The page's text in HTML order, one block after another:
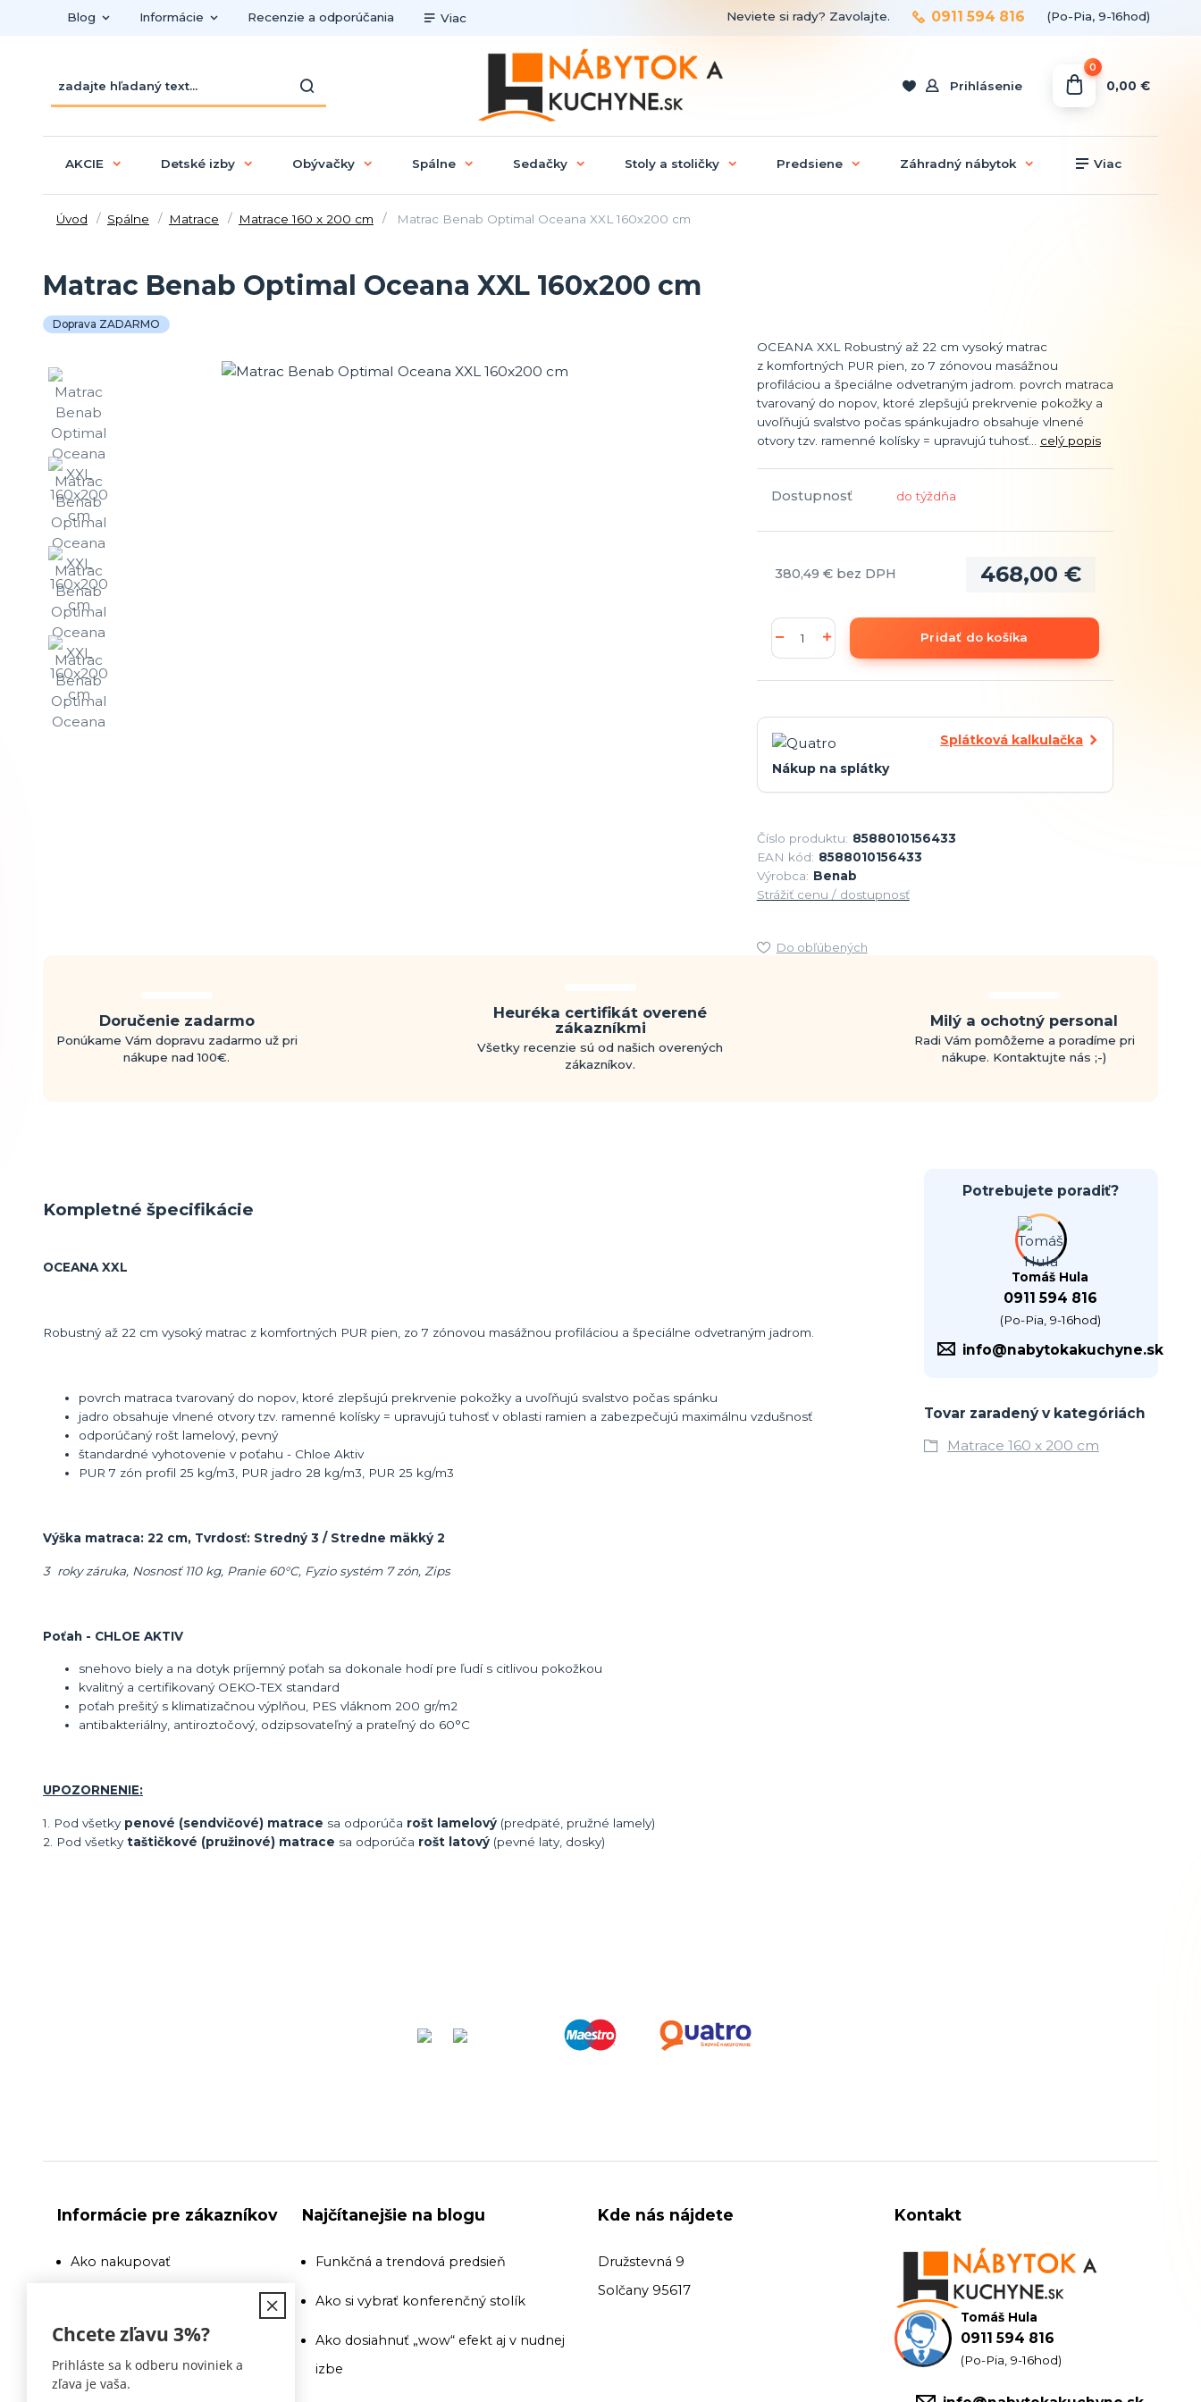
Blog Informácie Recenzie a odporúčania Viac
Prihlásenie
Neviete si rady? Zavolajte. 0911 594 816 (Po-Pia, 9-16hod)
0
0,00 €
AKCIE Detské izby Obývačky Spálne Sedačky Stoly a stoličky Predsiene Záhradný nábytok Viac
Úvod Spálne Matrace Matrace 160 x 200 cm Matrac Benab Optimal Oceana XXL 160x200 cm
Matrac Benab Optimal Oceana XXL 160x200 cm
Doprava ZADARMO
OCEANA XXL Robustný až 22 cm vysoký matrac
z komfortných PUR pien, zo 7 zónovou masážnou
profiláciou a špeciálne odvetraným jadrom. povrch matraca
tvarovaný do nopov, ktoré zlepšujú prekrvenie pokožky a
uvoľňujú svalstvo počas spánkujadro obsahuje vlnené
otvory tzv. ramenné kolísky = upravujú tuhosť... celý popis
Dostupnosť do týždňa
468,00 €
380,49 € bez DPH
Pridať do košíka
Splátková kalkulačka
Nákup na splátky
Číslo produktu: 8588010156433
EAN kód: 8588010156433
Výrobca: Benab
Strážiť cenu / dostupnosť
Do obľúbených
Doručenie zadarmo
Ponúkame Vám dopravu zadarmo už pri
nákupe nad 100€.
Heuréka certifikát overené
zákazníkmi
Všetky recenzie sú od našich overených
zákazníkov.
Milý a ochotný personal
Radi Vám pomôžeme a poradíme pri
nákupe. Kontaktujte nás ;-)
Kompletné špecifikácie
OCEANA XXL
Robustný až 22 cm vysoký matrac z komfortných PUR pien, zo 7 zónovou masážnou profiláciou a špeciálne odvetraným jadrom.
povrch matraca tvarovaný do nopov, ktoré zlepšujú prekrvenie pokožky a uvoľňujú svalstvo počas spánku
jadro obsahuje vlnené otvory tzv. ramenné kolísky = upravujú tuhosť v oblasti ramien a zabezpečujú maximálnu vzdušnosť
odporúčaný rošt lamelový, pevný
štandardné vyhotovenie v poťahu - Chloe Aktiv
PUR 7 zón profil 25 kg/m3, PUR jadro 28 kg/m3, PUR 25 kg/m3
Výška matraca: 22 cm, Tvrdosť: Stredný 3 / Stredne mäkký 2
3 roky záruka, Nosnosť 110 kg, Pranie 60°C, Fyzio systém 7 zón, Zips
Poťah - CHLOE AKTIV
snehovo biely a na dotyk príjemný poťah sa dokonale hodí pre ľudí s citlivou pokožkou
kvalitný a certifikovaný OEKO-TEX standard
poťah prešitý s klimatizačnou výplňou, PES vláknom 200 gr/m2
antibakteriálny, antiroztočový, odzipsovateľný a prateľný do 60°C
UPOZORNENIE:
1. Pod všetky penové (sendvičové) matrace sa odporúča rošt lamelový (predpäté, pružné lamely)
2. Pod všetky taštičkové (pružinové) matrace sa odporúča rošt latový (pevné laty, dosky)
Potrebujete poradiť?
Tomáš Hula
0911 594 816
(Po-Pia, 9-16hod)
info@nabytokakuchyne.sk
Tovar zaradený v kategóriách
Matrace 160 x 200 cm
Informácie pre zákazníkov
Ako nakupovať
Recenzie a odporúčania
Obchodné podmienky
Najčítanejšie na blogu
Funkčná a trendová predsieň
Ako si vybrať konferenčný stolík
Ako dosiahnuť „wow“ efekt aj v nudnej
izbe
Kde nás nájdete
Družstevná 9
Solčany 95617
Kontakt
Tomáš Hula
0911 594 816
(Po-Pia, 9-16hod)
Chcete zľavu 3%?
Prihláste sa k odberu noviniek a
zľava je vaša.